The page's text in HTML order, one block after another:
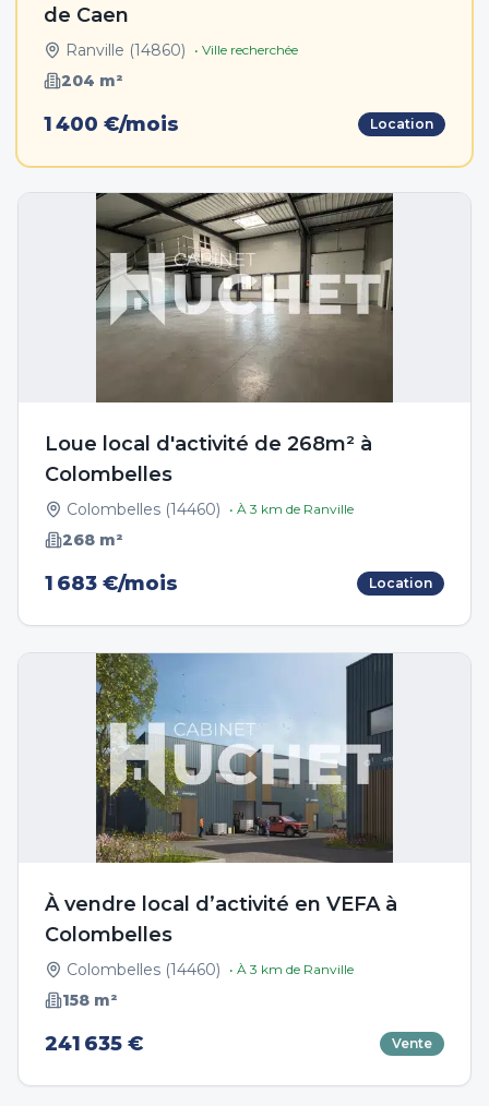
de Caen
Ranville (14860) • Ville recherchée
204 m²
1 400 €/mois Location
Loue local d'activité de 268m² à
Colombelles
Colombelles (14460) • À 3 km de Ranville
268 m²
1 683 €/mois Location
À vendre local d’activité en VEFA à
Colombelles
Colombelles (14460) • À 3 km de Ranville
158 m²
241 635 € Vente